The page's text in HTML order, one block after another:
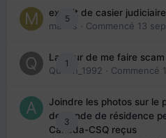
5
extrait de casier
maries · Commencé 13
1
La peur de me faire scam
Queen_1992 · Commencé
3
Joindre les photos sur le
demande de résidence
Canada-CSQ reçus